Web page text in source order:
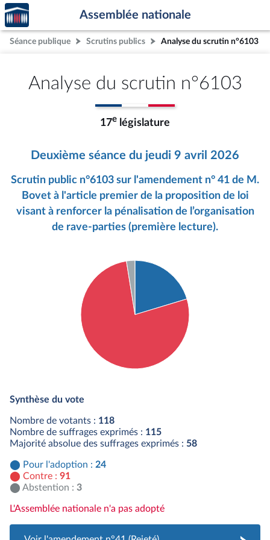
Aller au contenu
Aller en bas de la page
Accèder
à la
page
d'accueil
Assemblée nationale
Séance publique Scrutins publics Analyse du scrutin n°6103
Analyse du scrutin n°6103
17e législature
Deuxième séance du jeudi 9 avril 2026
Scrutin public n°6103 sur l'amendement n° 41 de M.
Bovet à l'article premier de la proposition de loi
visant à renforcer la pénalisation de l’organisation
de rave-parties (première lecture).
Synthèse du vote
Nombre de votants : 118
Nombre de suffrages exprimés : 115
Majorité absolue des suffrages exprimés : 58
Pour l'adoption : 24
Contre : 91
Abstention : 3
L'Assemblée nationale n'a pas adopté